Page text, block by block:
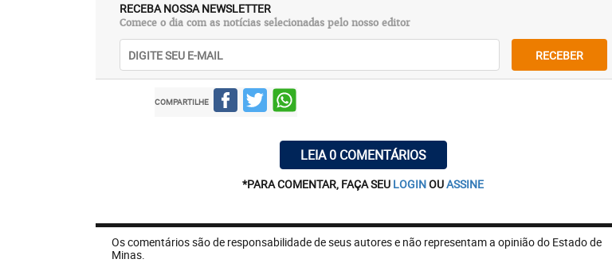
RECEBA NOSSA NEWSLETTER
Comece o dia com as notícias selecionadas pelo nosso editor
RECEBER
COMPARTILHE
LEIA 0 COMENTÁRIOS
*PARA COMENTAR, FAÇA SEU LOGINOUASSINE
Os comentários são de responsabilidade de seus autores e não representam a opinião do Estado de
Minas.